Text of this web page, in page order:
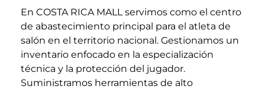
En COSTA RICA MALL servimos como el centro
de abastecimiento principal para el atleta de
salón en el territorio nacional. Gestionamos un
inventario enfocado en la especialización
técnica y la protección del jugador.
Suministramos herramientas de alto